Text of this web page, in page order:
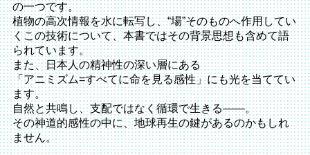
の一つです。
植物の高次情報を水に転写し、“場”そのものへ作用してい
くこの技術について、本書ではその背景思想も含めて語
られています。
また、日本人の精神性の深い層にある
「アニミズム=すべてに命を見る感性」にも光を当ててい
ます。
自然と共鳴し、支配ではなく循環で生きる――。
その神道的感性の中に、地球再生の鍵があるのかもしれ
ません。